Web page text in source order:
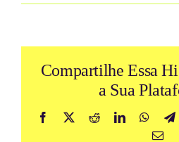
Compartilhe Essa
a Sua
Facebook
X RedditLinkedIn
E-